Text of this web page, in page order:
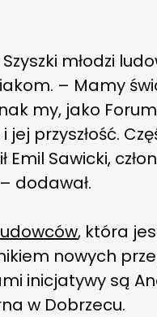
młodzi
– Mamy
my, jako
jej przyszłość.
Sawicki,
dodawał.
, która
nowych
inicjatywy są
w Dobrzecu.